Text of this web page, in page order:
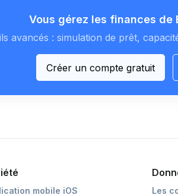
Vous gérez les finances de
avancés : simulation de prêt,
Créer un compte gratuit
mobile iOS Les